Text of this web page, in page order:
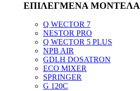
ΕΠΙΛΕΓΜΕΝΑ ΜΟΝΤΕΛΑ
Q WECTOR 7
NESTOR PRO
Q WECTOR 5 PLUS
NPB AIR
GDLH DOSATRON
ECO MIXER
SPRINGER
G 120C